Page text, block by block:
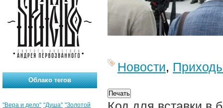
Новости,
Облако тегов
"Вера и дело" "Душа" "Золотой